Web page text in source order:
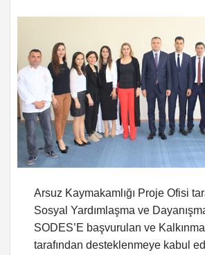
Arsuz Kaymakamlığı Proje Ofisi
Sosyal Yardımlaşma ve
SODES’E başvurulan ve Kalkınma
tarafından desteklenmeye kabul